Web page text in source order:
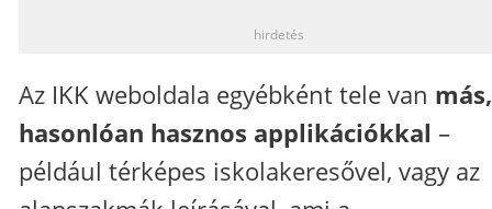
hirdetés
Az IKK weboldala egyébként tele van más,
hasonlóan hasznos applikációkkal –
például térképes iskolakeresővel, vagy az